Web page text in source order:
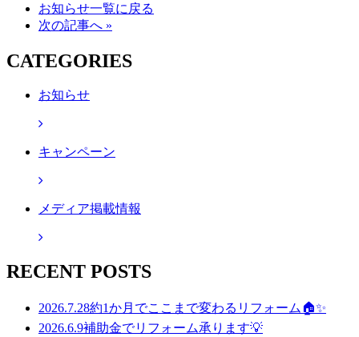
お知らせ一覧に戻る
次の記事へ »
CATEGORIES
お知らせ
キャンペーン
メディア掲載情報
RECENT POSTS
2026.7.28約1か月でここまで変わるリフォーム🏠✨
2026.6.9補助金でリフォーム承ります💡